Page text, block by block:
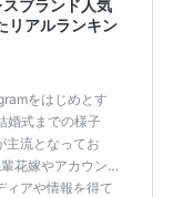
ブランド人気
アルランキン
をはじめとす
婚式までの様子
主流となってお
花嫁やアカウン
ィアや情報を得て